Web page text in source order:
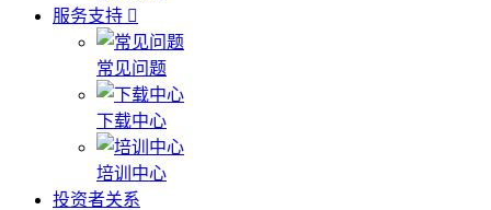
服务支持
常见问题
下载中心
培训中心
投资者关系